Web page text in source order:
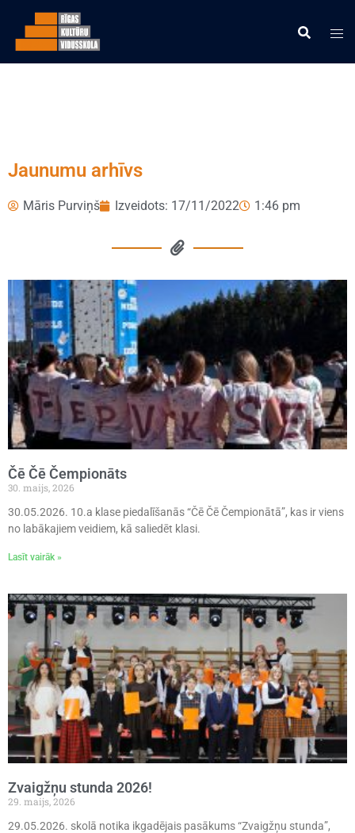
Jaunumu arhīvs
Māris Purviņš Izveidots: 17/11/2022 1:46 pm
Čē Čē Čempionāts
30. maijs, 2026
30.05.2026. 10.a klase piedalīšanās “Čē Čē Čempionātā”, kas ir viens
no labākajiem veidiem, kā saliedēt klasi.
Lasīt vairāk »
Zvaigžņu stunda 2026!
29. maijs, 2026
29.05.2026. skolā notika ikgadējais pasākums “Zvaigžņu stunda”,